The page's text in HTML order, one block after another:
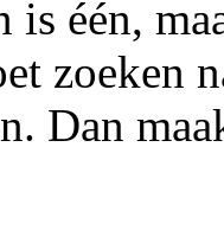
is één,
zoeken
Dan